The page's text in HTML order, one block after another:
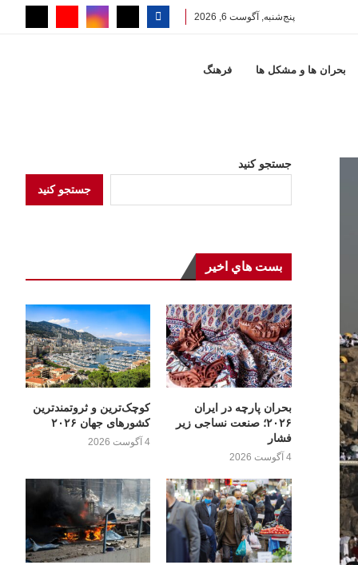
پنج‌شنبه, آگوست 6, 2026
بحران ها و مشكل ها فرهنگ
جستجو کنید
جستجو کنید
بست هاي اخير
بحران پارچه در ایران
۲۰۲۶؛ صنعت نساجی زیر
فشار
4 آگوست 2026
کوچک‌ترین و ثروتمندترین
کشورهای جهان ۲۰۲۶
4 آگوست 2026